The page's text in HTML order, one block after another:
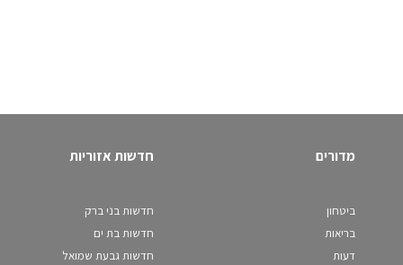
מדורים
ביטחון
בריאות
דעות
חדשות אזוריות
חדשות בני ברק
חדשות בת ים
חדשות גבעת שמואל